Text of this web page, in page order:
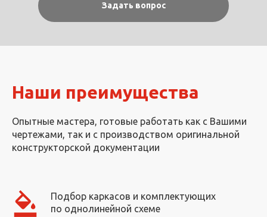
Задать вопрос
Наши преимущества
Опытные мастера, готовые работать как с Вашими
чертежами, так и с производством оригинальной
конструкторской документации
Подбор каркасов и комплектующих
по однолинейной схеме